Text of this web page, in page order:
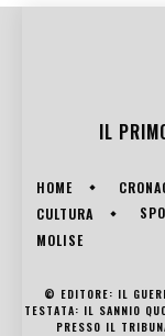
IL
HOME
CULTURA
MOLISE
© EDITORE: IL
TESTATA: IL SANNIO
PRESSO IL